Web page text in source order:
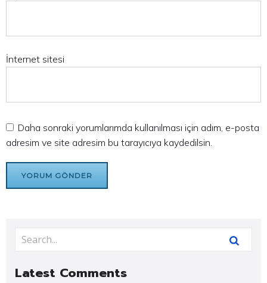
İnternet sitesi
Daha sonraki yorumlarımda kullanılması için adım, e-posta
adresim ve site adresim bu tarayıcıya kaydedilsin.
Latest Comments